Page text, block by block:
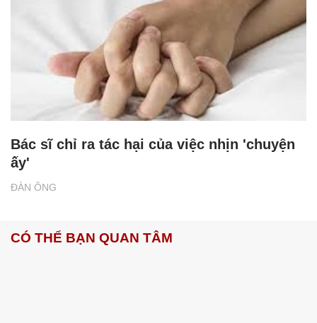
ĐÀN ÔNG
Bác sĩ chỉ ra tác hại của việc nhịn 'chuyện
ấy'
CÓ THỂ BẠN QUAN TÂM